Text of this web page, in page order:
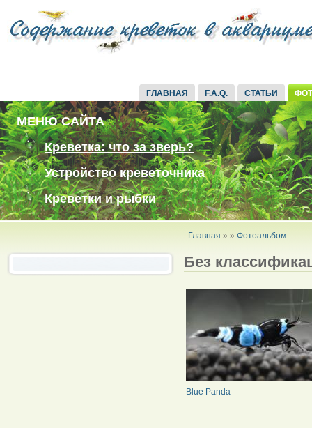
ГЛАВНАЯ F.A.Q. СТАТЬИ
МЕНЮ САЙТА
Креветка: что за зверь?
Устройство креветочника
Креветки и рыбки
Главная » » Фотоальбом
Без
Blue Panda